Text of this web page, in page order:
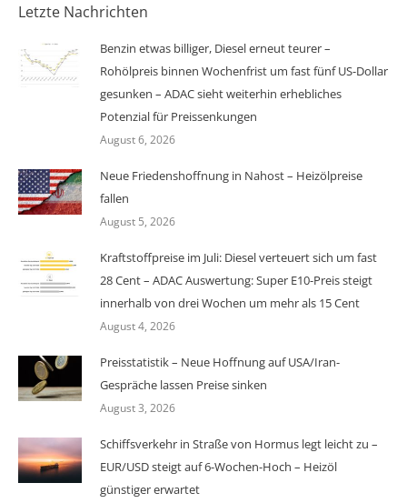
Letzte Nachrichten
Benzin etwas billiger, Diesel erneut teurer –
Rohölpreis binnen Wochenfrist um fast fünf US-Dollar
gesunken – ADAC sieht weiterhin erhebliches
Potenzial für Preissenkungen
August 6, 2026
Neue Friedenshoffnung in Nahost – Heizölpreise
fallen
August 5, 2026
Kraftstoffpreise im Juli: Diesel verteuert sich um fast
28 Cent – ADAC Auswertung: Super E10-Preis steigt
innerhalb von drei Wochen um mehr als 15 Cent
August 4, 2026
Preisstatistik – Neue Hoffnung auf USA/Iran-
Gespräche lassen Preise sinken
August 3, 2026
Schiffsverkehr in Straße von Hormus legt leicht zu –
EUR/USD steigt auf 6-Wochen-Hoch – Heizöl
günstiger erwartet